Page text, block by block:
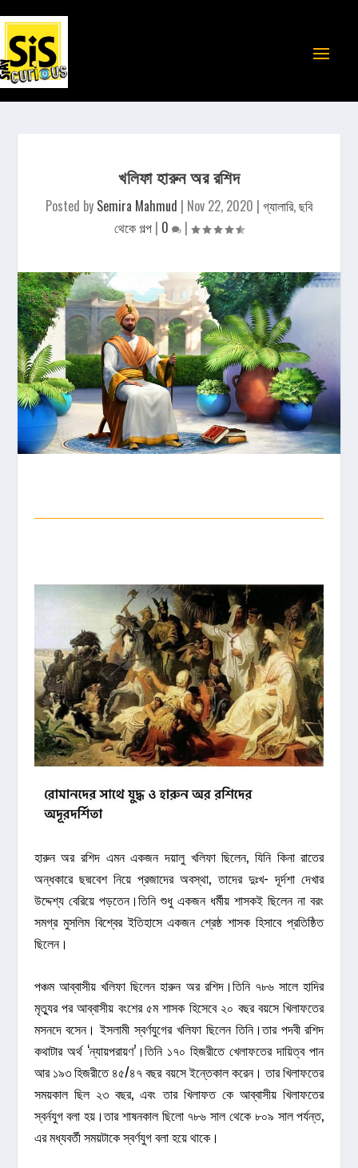
খলিফা হারুন অর রশিদ
Posted by Semira Mahmud | Nov 22, 2020 | গ্যালারি,ছবি
থেকে গল্প | 0 |
হারুন অর রশিদ এমন একজন দয়ালু খলিফা ছিলেন, যিনি কিনা রাতের
অন্ধকারে ছদ্মবেশ নিয়ে প্রজাদের অবস্থা, তাদের দুঃখ- দূর্দশা দেখার
উদ্দেশ্য বেরিয়ে পড়তেন।তিনি শুধু একজন ধর্মীয় শাসকই ছিলেন না বরং
সমগ্র মুসলিম বিশ্বের ইতিহাসে একজন শ্রেষ্ঠ শাসক হিসাবে প্রতিষ্ঠিত
ছিলেন।
পঞ্চম আব্বাসীয় খলিফা ছিলেন হারুন অর রশিদ।তিনি ৭৮৬ সালে হাদির
মৃত্যুর পর আব্বাসীয় বংশের ৫ম শাসক হিসেবে ২০ বছর বয়সে খিলাফতের
মসনদে বসেন। ইসলামী স্বর্ণযুগের খলিফা ছিলেন তিনি।তার পদবী রশিদ
কথাটার অর্থ ‘ন্যায়পরায়ণ’।তিনি ১৭০ হিজরীতে খেলাফতের দায়িত্ব পান
আর ১৯৩ হিজরীতে ৪৫/৪৭ বছর বয়সে ইন্তেকাল করেন। তার খিলাফতের
সময়কাল ছিল ২৩ বছর, এবং তার খিলাফত কে আব্বাসীয় খিলাফতের
স্বর্নযুগ বলা হয়।তার শাষনকাল ছিলো ৭৮৬ সাল থেকে ৮০৯ সাল পর্যন্ত,
এর মধ্যবর্তী সময়টাকে স্বর্ণযুগ বলা হয়ে থাকে।